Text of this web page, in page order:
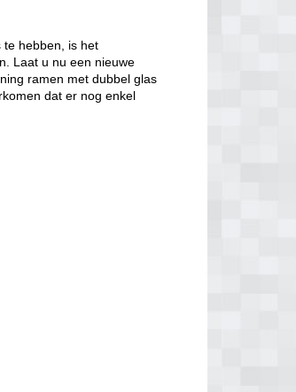
te hebben, is het
Laat u nu een nieuwe
ramen met dubbel glas
dat er nog enkel